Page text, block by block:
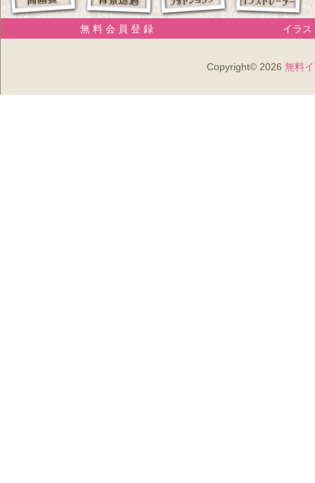
無 料 会 員 登 録 イラス
Copyright© 2026 無料